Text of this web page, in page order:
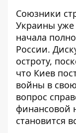
Союзники
Украины уже
начала
России.
остроту,
что Киев
войны в
вопрос
финансовой
становится